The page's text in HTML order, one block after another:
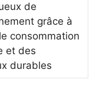
de
grâce à
consommation
et des
durables